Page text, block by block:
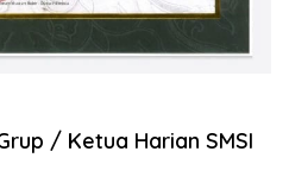
/ Ketua Harian SMSI